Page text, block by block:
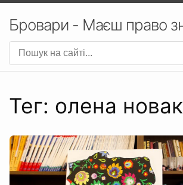
Бровари - Маєш право
Тег: олена новак